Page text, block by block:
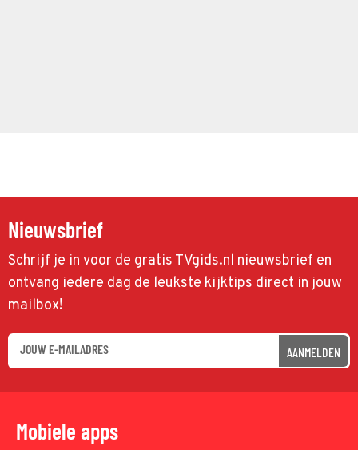
Nieuwsbrief
Schrijf je in voor de gratis TVgids.nl nieuwsbrief en
ontvang iedere dag de leukste kijktips direct in jouw
mailbox!
AANMELDEN
Mobiele apps